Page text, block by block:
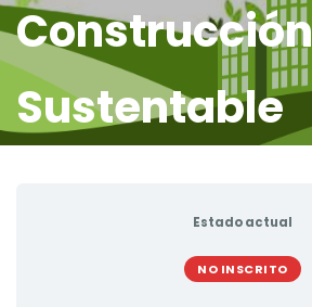
Construcción
Sustentable
Estado actual
NO INSCRITO